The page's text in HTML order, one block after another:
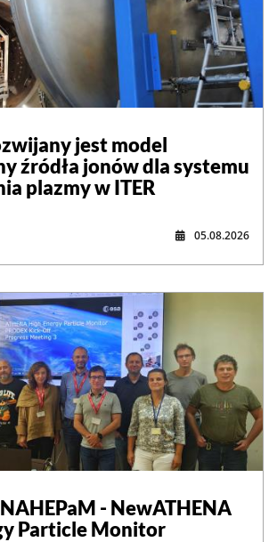
jest model
źródła jonów dla systemu
plazmy w ITER
05.08.2026
- NewATHENA
Particle Monitor